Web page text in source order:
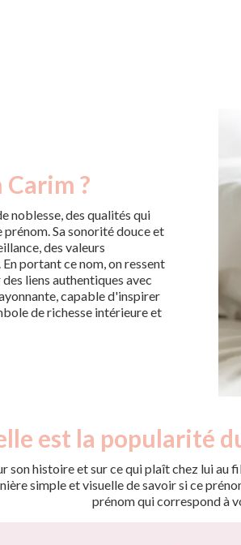
?
noblesse, des qualités qui
Sa sonorité douce et
des valeurs
portant ce nom, on ressent
liens authentiques avec
capable d'inspirer
de richesse intérieure et
est la popularité
son histoire et sur ce qui plaît chez lui
simple et visuelle de savoir si ce
prénom qui correspond à